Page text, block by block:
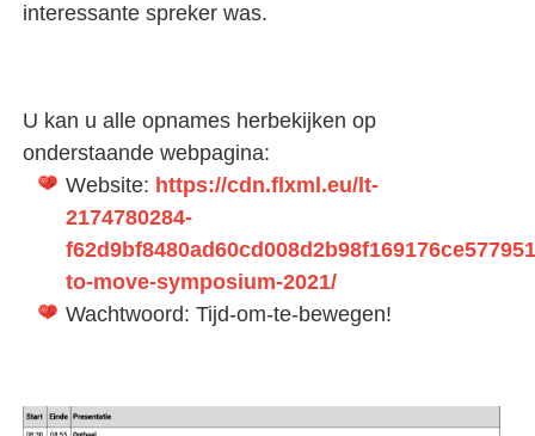
interessante spreker was.
U kan u alle opnames herbekijken op
onderstaande webpagina:
Website: https://cdn.flxml.eu/lt-
2174780284-
to-move-symposium-2021/
Wachtwoord: Tijd-om-te-bewegen!